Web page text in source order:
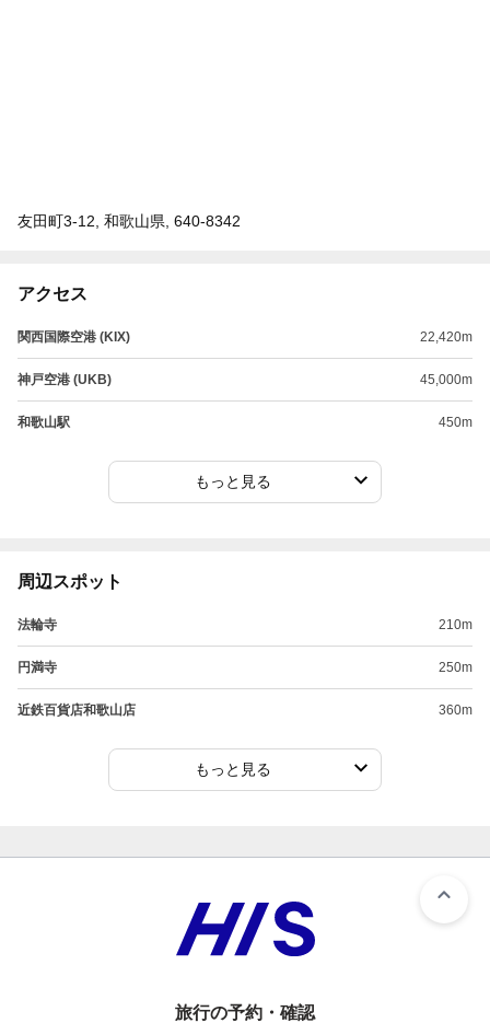
友田町3-12, 和歌山県, 640-8342
アクセス
関西国際空港 (KIX) 22,420m
神戸空港 (UKB) 45,000m
和歌山駅 450m
もっと見る
周辺スポット
法輪寺 210m
円満寺 250m
近鉄百貨店和歌山店 360m
もっと見る
旅行の予約・確認